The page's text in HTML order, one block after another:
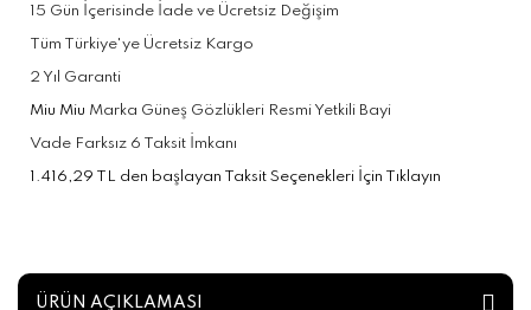
15 Gün İçerisinde İade ve Ücretsiz Değişim
Tüm Türkiye'ye Ücretsiz Kargo
2 Yıl Garanti
Miu Miu Marka Güneş Gözlükleri Resmi Yetkili Bayi
Vade Farksız 6 Taksit İmkanı
1.416,29 TL den başlayan Taksit Seçenekleri İçin Tıklayın
ÜRÜN AÇIKLAMASI